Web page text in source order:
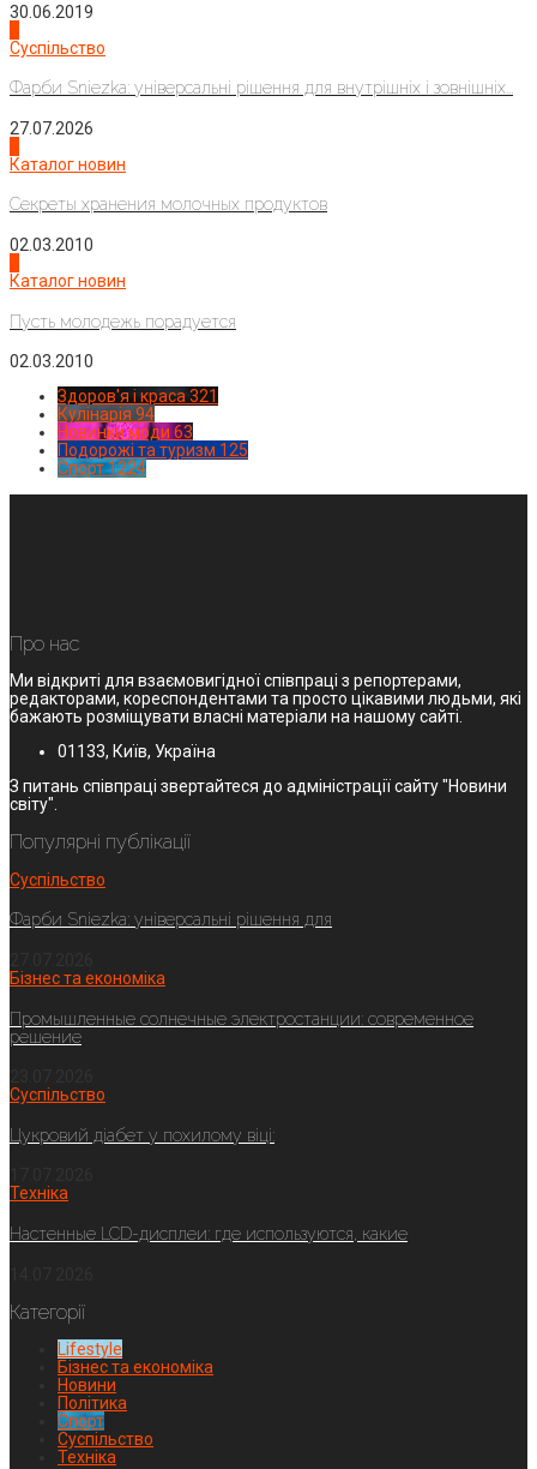
30.06.2019
Суспільство
Фарби Sniezka: універсальні рішення для внутрішніх і зовнішніх...
27.07.2026
Каталог новин
Секреты хранения молочных продуктов
02.03.2010
Каталог новин
Пусть молодежь порадуется
02.03.2010
Здоров'я і краса321
Кулінарія 94
Новинки моди 63
Подорожі та туризм 125
Спорт1224
Про нас
Ми відкриті для взаємовигідної співпраці з репортерами,
редакторами, кореспондентами та просто цікавими людьми, які
бажають розміщувати власні матеріали на нашому сайті.
01133, Київ, Україна
З питань співпраці звертайтеся до адміністрації сайту "Новини
світу".
Популярні публікації
Суспільство
Фарби Sniezka: універсальні рішення для
Бізнес та економіка
Промышленные солнечные электростанции: современное
решение
Суспільство
Цукровий діабет у похилому віці:
Техніка
Настенные LCD-дисплеи: где используются, какие
Категорії
Lifestyle
Бізнес та економіка
Новини
Політика
Спорт
Суспільство
Техніка